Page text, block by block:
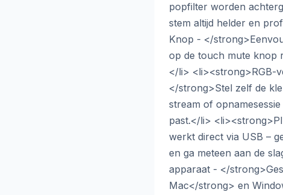
popfilter worden
stem altijd helder en
Knop - </
op de touch mute knop
</li> <li><strong>RGB-
</strong>Stel zelf de
stream of
past.</li>
werkt direct via USB –
en ga meteen aan de
apparaat - </
Mac</strong> en